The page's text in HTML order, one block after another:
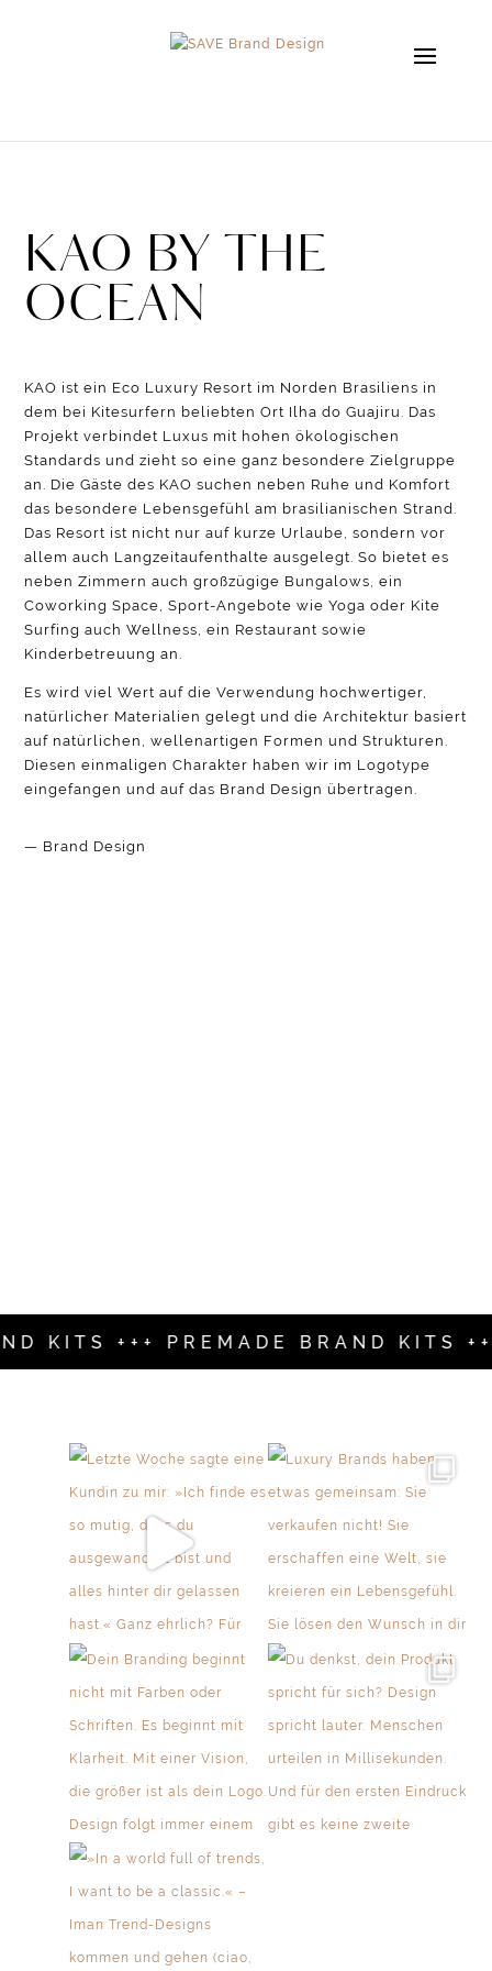
KAO BY THE
OCEAN
KAO ist ein Eco Luxury Resort im Norden Brasiliens in
dem bei Kitesurfern beliebten Ort Ilha do Guajiru. Das
Projekt verbindet Luxus mit hohen ökologischen
Standards und zieht so eine ganz besondere Zielgruppe
an. Die Gäste des KAO suchen neben Ruhe und Komfort
das besondere Lebensgefühl am brasilianischen Strand.
Das Resort ist nicht nur auf kurze Urlaube, sondern vor
allem auch Langzeitaufenthalte ausgelegt. So bietet es
neben Zimmern auch großzügige Bungalows, ein
Coworking Space, Sport-Angebote wie Yoga oder Kite
Surfing auch Wellness, ein Restaurant sowie
Kinderbetreuung an.
Es wird viel Wert auf die Verwendung hochwertiger,
natürlicher Materialien gelegt und die Architektur basiert
auf natürlichen, wellenartigen Formen und Strukturen.
Diesen einmaligen Charakter haben wir im Logotype
eingefangen und auf das Brand Design übertragen.
— Brand Design
KITS +++ PREMADE BRAND KITS